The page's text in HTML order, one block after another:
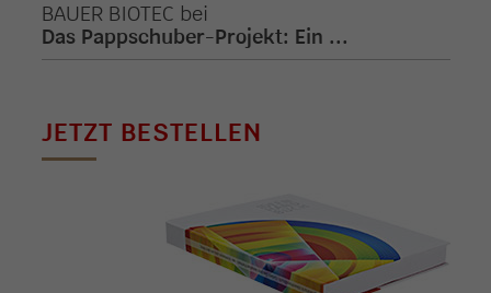
BAUER BIOTEC bei
Das Pappschuber-Projekt: Ein ...
JETZT BESTELLEN